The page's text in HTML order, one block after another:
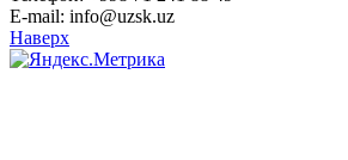
E-mail: info@uzsk.uz
Наверх